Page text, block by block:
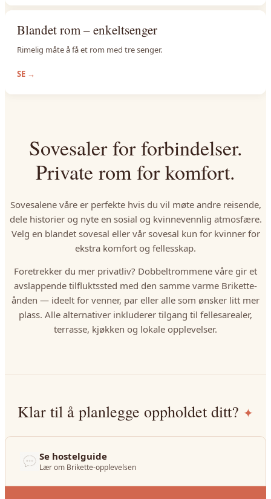
Blandet rom – enkeltsenger
Rimelig måte å få et rom med tre senger.
SE →
Sovesaler for forbindelser.
Private rom for komfort.
Sovesalene våre er perfekte hvis du vil møte andre reisende,
dele historier og nyte en sosial og kvinnevennlig atmosfære.
Velg en blandet sovesal eller vår sovesal kun for kvinner for
ekstra komfort og fellesskap.
Foretrekker du mer privatliv? Dobbeltrommene våre gir et
avslappende tilfluktssted med den samme varme Brikette-
ånden — ideelt for venner, par eller alle som ønsker litt mer
plass. Alle alternativer inkluderer tilgang til fellesarealer,
terrasse, kjøkken og lokale opplevelser.
Klar til å planlegge oppholdet ditt? ✦
Se hostelguide
Lær om Brikette-opplevelsen